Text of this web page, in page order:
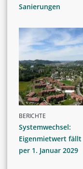
Sanierungen
BERICHTE
Systemwechsel:
Eigenmietwert fällt
per 1. Januar 2029